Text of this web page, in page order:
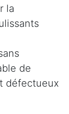
la
de
défectueux